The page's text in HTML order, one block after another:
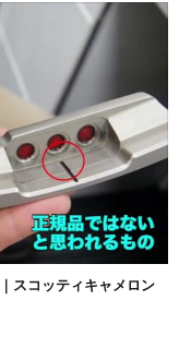
スコッティキャメロン